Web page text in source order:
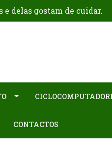
delas gostam de cuidar.
CONTACTOS